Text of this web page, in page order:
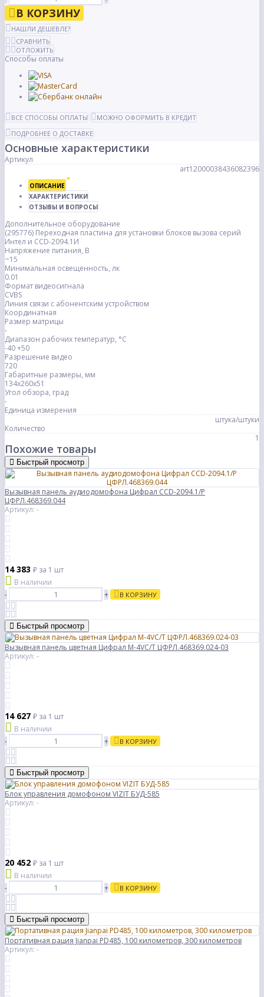
В КОРЗИНУ
НАШЛИ ДЕШЕВЛЕ?
СРАВНИТЬ
ОТЛОЖИТЬ
Способы оплаты
ВСЕ СПОСОБЫ ОПЛАТЫ
МОЖНО ОФОРМИТЬ В КРЕДИТ
ПОДРОБНЕЕ О ДОСТАВКЕ
Основные характеристики
Артикул
art12000038436082396
ОПИСАНИЕ
ХАРАКТЕРИСТИКИ
ОТЗЫВЫ И ВОПРОСЫ
Дополнительное оборудование
(295776) Переходная пластина для установки блоков вызова серий
Интел и CCD-2094.1И
Напряжение питания, В
~15
Минимальная освещенность, лк
0.01
Формат видеосигнала
CVBS
Линия связи с абонентским устройством
Координатная
Размер матрицы
-
Диапазон рабочих температур, °С
-40 +50
Разрешение видео
720
Габаритные размеры, мм
134х260х51
Угол обзора, град
-
Единица измерения
штука/штуки
Количество
1
Похожие товары
Быстрый просмотр
Вызывная панель аудиодомофона Цифрал CCD-2094.1/P
ЦФРЛ.468369.044
Артикул: -
14 383 ₽ за 1 шт
В наличии
-
+ В КОРЗИНУ
Быстрый просмотр
Вызывная панель цветная Цифрал М-4VС/T ЦФРЛ.468369.024-03
Артикул: -
14 627 ₽ за 1 шт
В наличии
-
+ В КОРЗИНУ
Быстрый просмотр
Блок управления домофоном VIZIT БУД-585
Артикул: -
20 452 ₽ за 1 шт
В наличии
-
+ В КОРЗИНУ
Быстрый просмотр
Портативная рация Jianpai PD485, 100 километров, 300 километров
Артикул: -